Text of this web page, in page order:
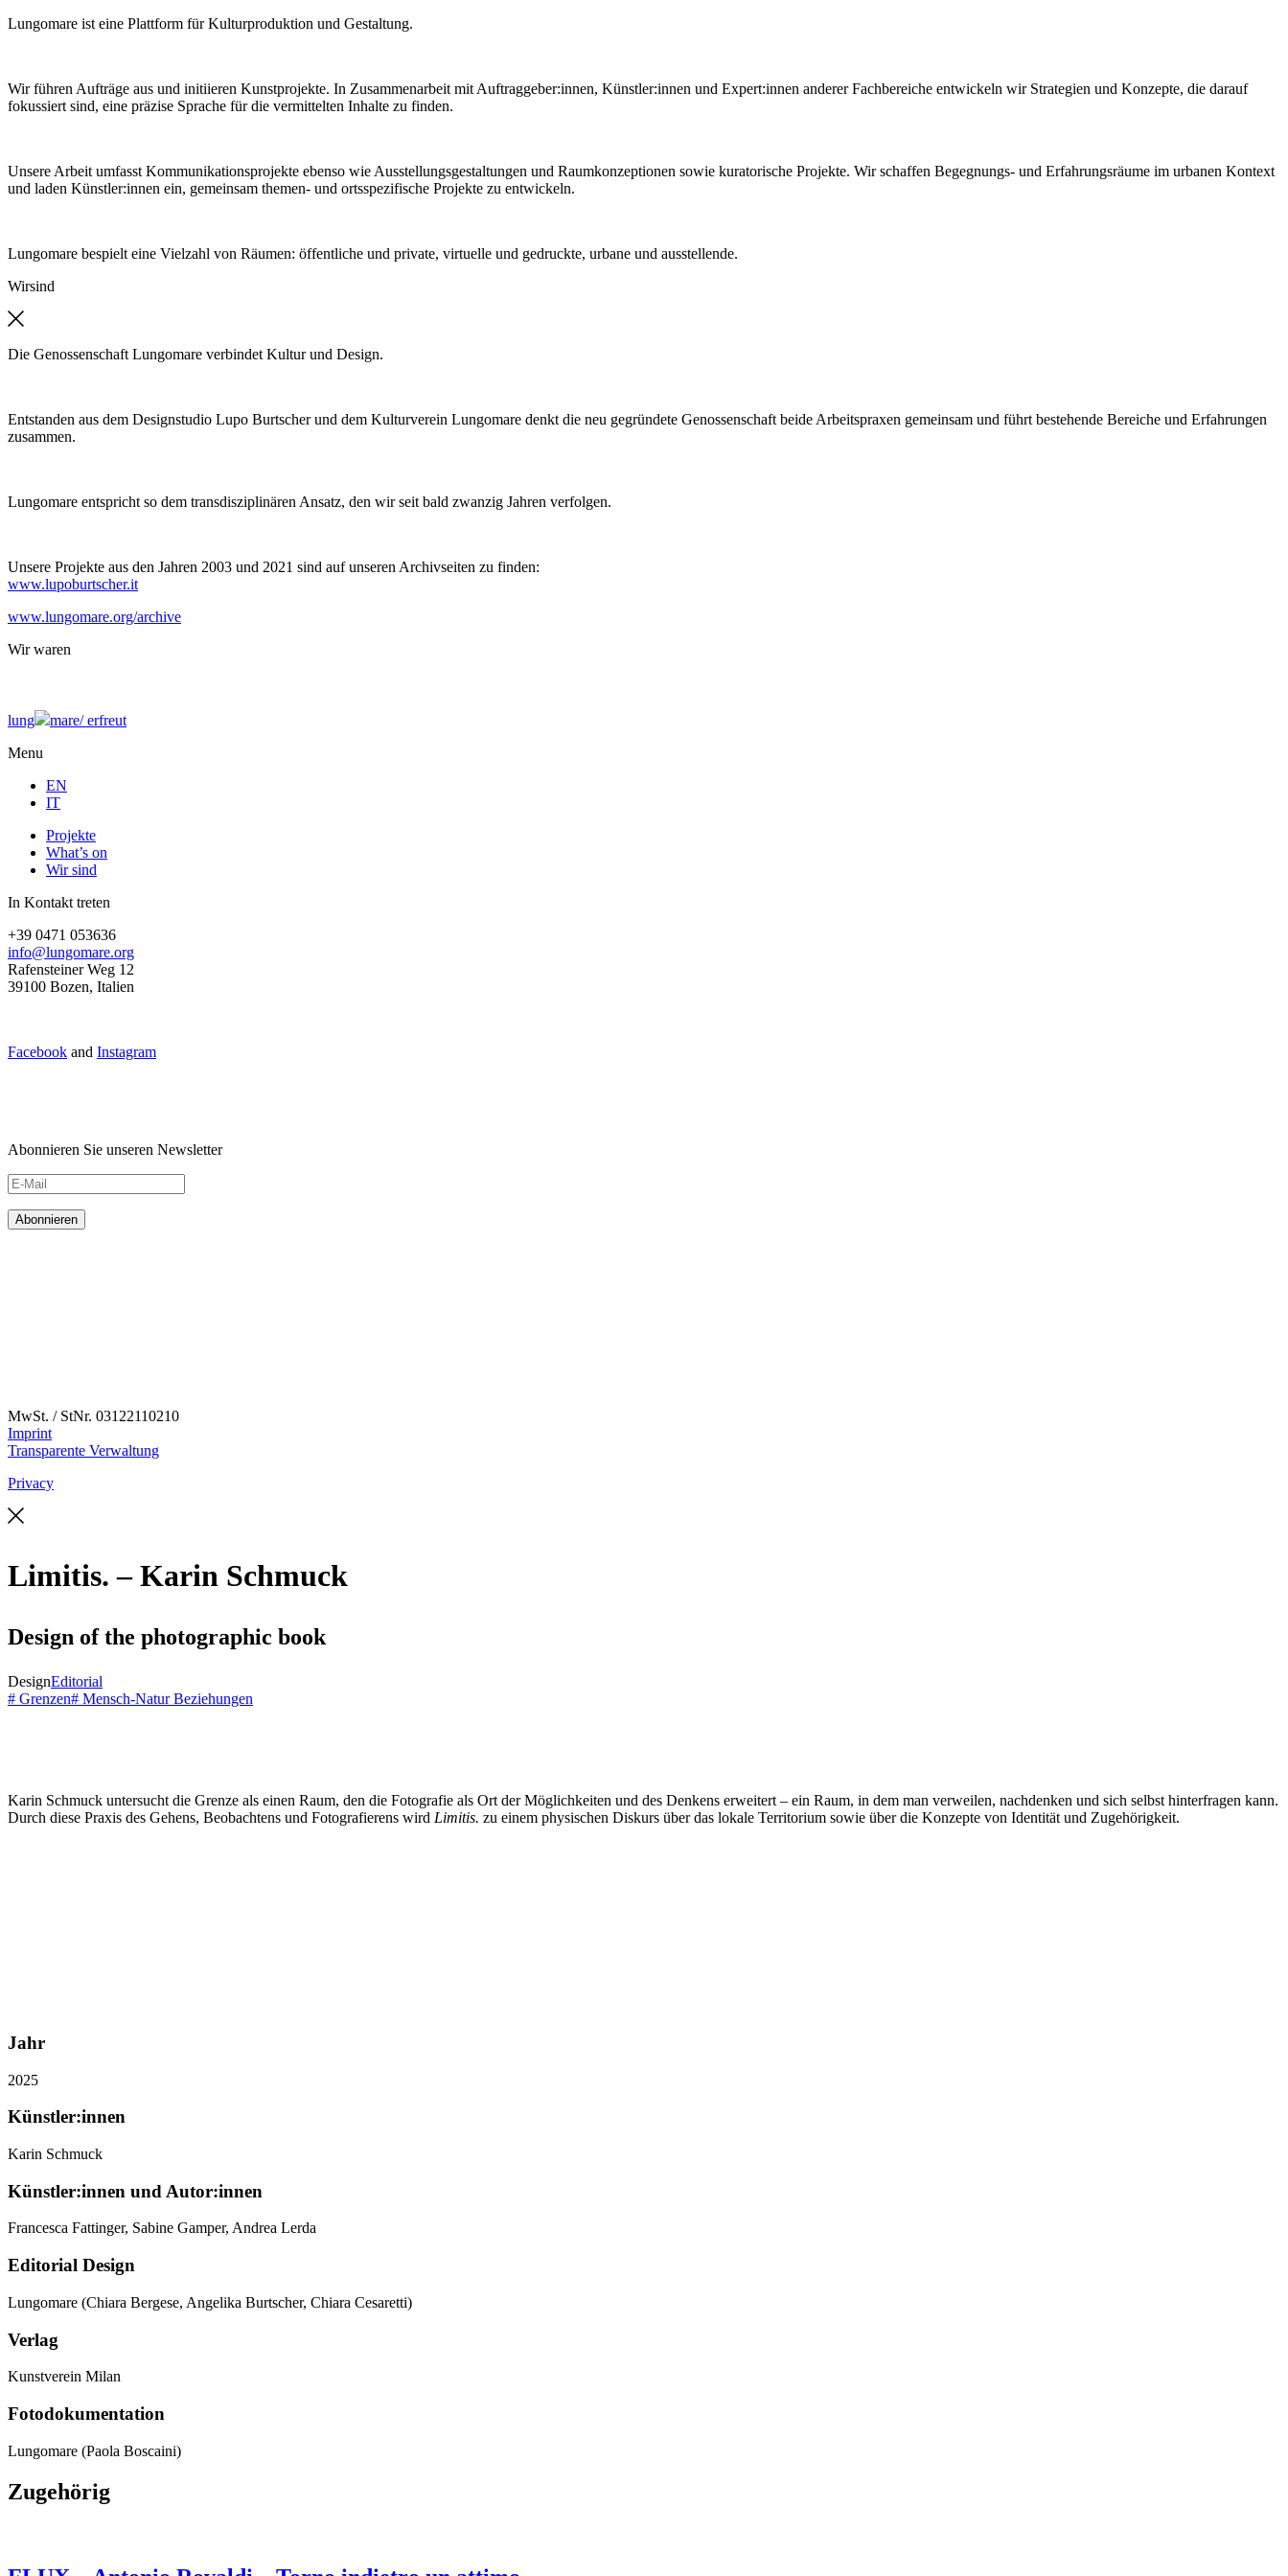
Lungomare ist eine Plattform für Kulturproduktion und Gestaltung.
Wir führen Aufträge aus und initiieren Kunstprojekte. In Zusammenarbeit mit Auftraggeber:innen, Künstler:innen und Expert:innen anderer Fachbereiche entwickeln wir Strategien und Konzepte, die darauf
fokussiert sind, eine präzise Sprache für die vermittelten Inhalte zu finden.
Unsere Arbeit umfasst Kommunikationsprojekte ebenso wie Ausstellungsgestaltungen und Raumkonzeptionen sowie kuratorische Projekte. Wir schaffen Begegnungs- und Erfahrungsräume im urbanen Kontext
und laden Künstler:innen ein, gemeinsam themen- und ortsspezifische Projekte zu entwickeln.
Lungomare bespielt eine Vielzahl von Räumen: öffentliche und private, virtuelle und gedruckte, urbane und ausstellende.
Wirsind
Die Genossenschaft Lungomare verbindet Kultur und Design.
Entstanden aus dem Designstudio Lupo Burtscher und dem Kulturverein Lungomare denkt die neu gegründete Genossenschaft beide Arbeitspraxen gemeinsam und führt bestehende Bereiche und Erfahrungen
zusammen.
Lungomare entspricht so dem transdisziplinären Ansatz, den wir seit bald zwanzig Jahren verfolgen.
Unsere Projekte aus den Jahren 2003 und 2021 sind auf unseren Archivseiten zu finden:
www.lupoburtscher.it
www.lungomare.org/archive
Wir waren
lung mare/erfreut
Menu
EN
IT
Projekte
What’s on
Wir sind
In Kontakt treten
+39 0471 053636
info@lungomare.org
Rafensteiner Weg 12
39100 Bozen, Italien
Facebook and Instagram
Abonnieren Sie unseren Newsletter
MwSt. / StNr. 03122110210
Imprint
Transparente Verwaltung
Privacy
Limitis. – Karin Schmuck
Design of the photographic book
DesignEditorial
# Grenzen# Mensch-Natur Beziehungen
Karin Schmuck untersucht die Grenze als einen Raum, den die Fotografie als Ort der Möglichkeiten und des Denkens erweitert – ein Raum, in dem man verweilen, nachdenken und sich selbst hinterfragen kann.
Durch diese Praxis des Gehens, Beobachtens und Fotografierens wird Limitis. zu einem physischen Diskurs über das lokale Territorium sowie über die Konzepte von Identität und Zugehörigkeit.
Jahr
2025
Künstler:innen
Karin Schmuck
Künstler:innen und Autor:innen
Francesca Fattinger, Sabine Gamper, Andrea Lerda
Editorial Design
Lungomare (Chiara Bergese, Angelika Burtscher, Chiara Cesaretti)
Verlag
Kunstverein Milan
Fotodokumentation
Lungomare (Paola Boscaini)
Zugehörig